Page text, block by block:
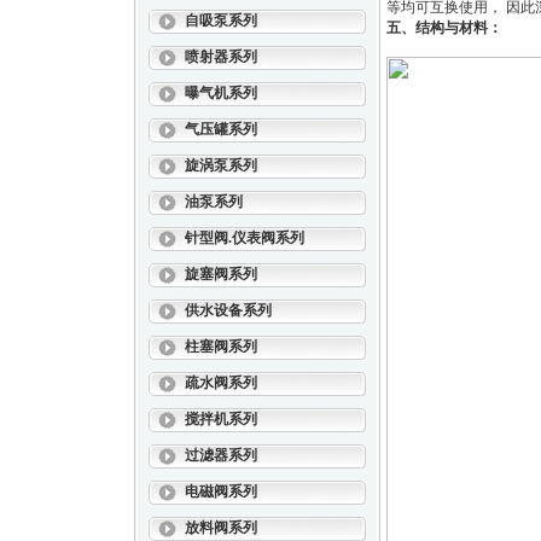
自吸泵系列
喷射器系列
曝气机系列
气压罐系列
旋涡泵系列
油泵系列
针型阀.仪表阀系列
旋塞阀系列
供水设备系列
柱塞阀系列
疏水阀系列
搅拌机系列
过滤器系列
电磁阀系列
放料阀系列
等均可互换使用， 因
五、结构与材料：